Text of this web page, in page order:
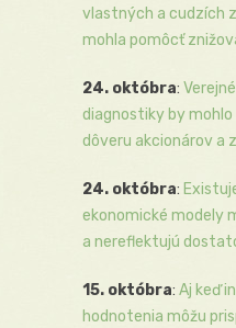
vlastných a cudzích
mohla pomôcť
24. októbra:
diagnostiky by
dôveru akcionárov a
24. októbra:
ekonomické modely
a nereflektujú
15. októbra: Aj keď
hodnotenia môžu